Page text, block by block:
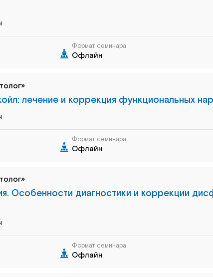
Формат семинара
Офлайн
лечение и коррекция функциональных
Формат семинара
Офлайн
Особенности диагностики и коррекции
Формат семинара
Офлайн